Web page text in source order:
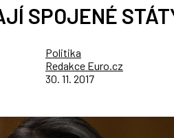
SPOJENÉ
Politika
Redakce Euro.cz
30. 11. 2017